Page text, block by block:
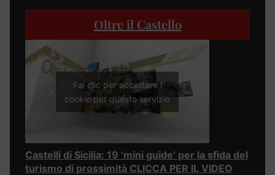
Oltre il Castello
Fai clic per accettare i
cookie per questo servizio
Castelli di Sicilia: 19 ‘mini guide’ per la sfida del
turismo di prossimità CLICCA PER IL VIDEO